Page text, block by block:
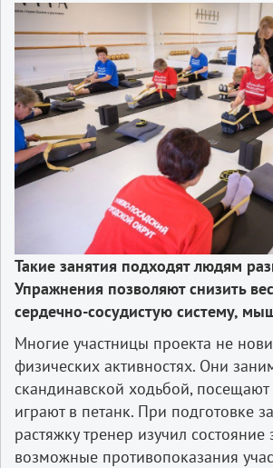
Такие занятия подходят людям
Упражнения позволяют снизить
сердечно-сосудистую систему,
Многие участницы проекта не
физических активностях. Они
скандинавской ходьбой, посещают
играют в петанк. При подготовке
растяжку тренер изучил состояние
возможные противопоказания